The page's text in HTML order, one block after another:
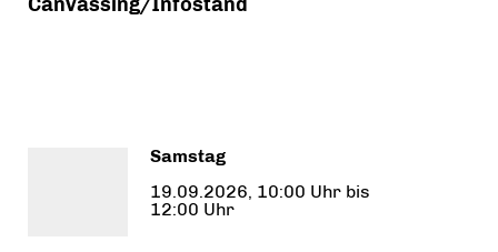
Samstag
19.09.2026, 10:00 Uhr bis
12:00 Uhr